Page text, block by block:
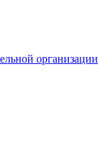
организации